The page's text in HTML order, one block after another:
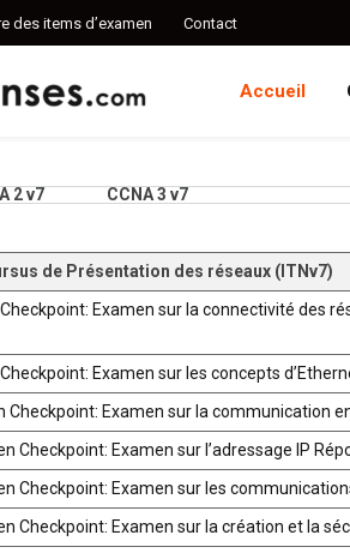
des items d’examen Contact
Accueil
2 v7 CCNA 3 v7
de Présentation des réseaux (ITNv7)
Examen sur la connectivité des
Examen sur les concepts
Checkpoint: Examen sur la communication
Checkpoint: Examen sur l’adressage IP
Checkpoint: Examen sur les
Checkpoint: Examen sur la création et la